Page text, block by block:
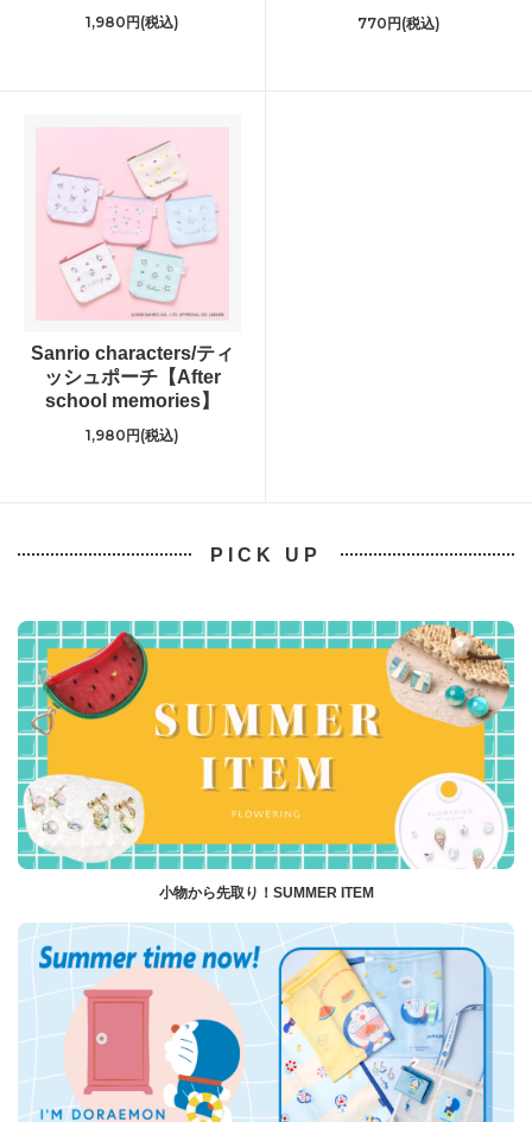
1,980円(税込) 770円(税込)
Sanrio characters/ティ
ッシュポーチ【After
school memories】
1,980円(税込)
PICK UP
小物から先取り！SUMMER ITEM